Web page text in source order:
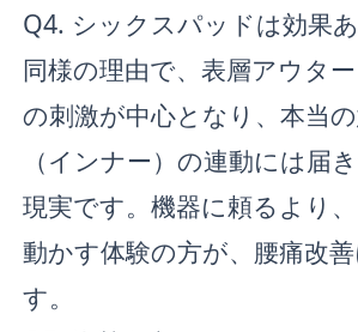
Q4. シックスパッドは効果
同様の理由で、表層アウタ
の刺激が中心となり、本当
（インナー）の連動には届
現実です。機器に頼るより
動かす体験の方が、腰痛改
す。